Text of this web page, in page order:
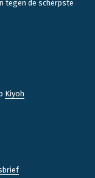
tegen de scherpste
Kiyoh